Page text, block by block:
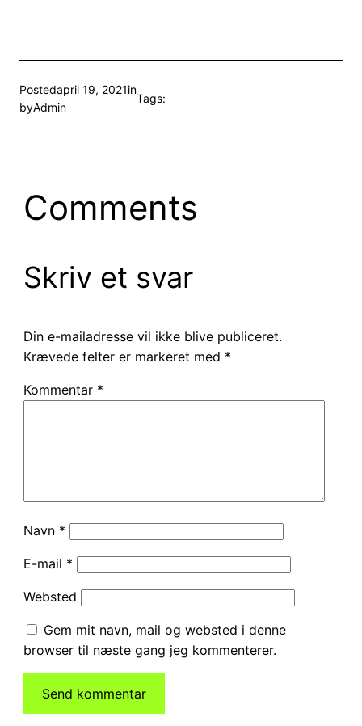
Postedapril 19, 2021in
byAdmin
Tags:
Comments
Skriv et svar
Din e-mailadresse vil ikke blive publiceret.
Krævede felter er markeret med *
Kommentar *
Navn *
E-mail *
Websted
Gem mit navn, mail og websted i denne
browser til næste gang jeg kommenterer.